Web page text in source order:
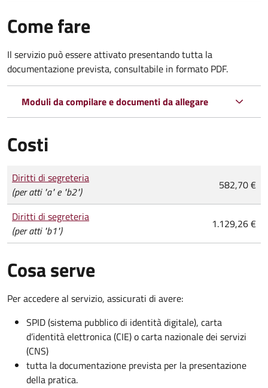
Come fare
Il servizio può essere attivato presentando tutta la
documentazione prevista, consultabile in formato PDF.
Moduli da compilare e documenti da allegare
Costi
Tipo di pagamento
Importo
Diritti di segreteria
(per atti "a" e "b2")
582,70 €
Diritti di segreteria
(per atti "b1")
1.129,26 €
Cosa serve
Per accedere al servizio, assicurati di avere:
SPID (sistema pubblico di identità digitale), carta
d’identità elettronica (CIE) o carta nazionale dei servizi
(CNS)
tutta la documentazione prevista per la presentazione
della pratica.